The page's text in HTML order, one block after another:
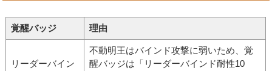
覚醒バッジ 理由
リーダーバイン
不動明王はバインド攻撃に弱いため、覚
醒バッジは「リーダーバインド耐性10